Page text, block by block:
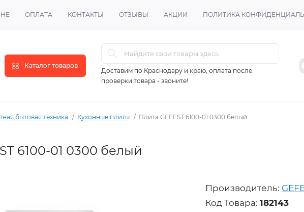
ОПЛАТА КОНТАКТЫ ОТЗЫВЫ АКЦИИ ПОЛИТИКА
Каталог товаров
Доставим по Краснодару и краю, оплата после
проверки товара - звоните!
бытовая техника Кухонные плиты Плита GEFEST 6100-01 0300 белый
6100-01 0300 белый
Производитель:
Код Товара: 182143